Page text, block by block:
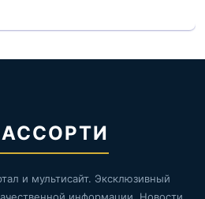
и мультисайт. Эксклюзивный
информации. Новости,